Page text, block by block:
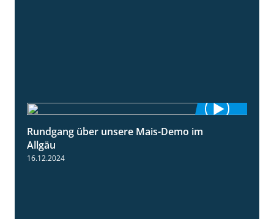
Rundgang über unsere Mais-Demo im
Allgäu
16.12.2024